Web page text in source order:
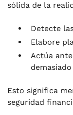
sólida de la
Detecte
Elabore
Actúa
Esto significa
seguridad